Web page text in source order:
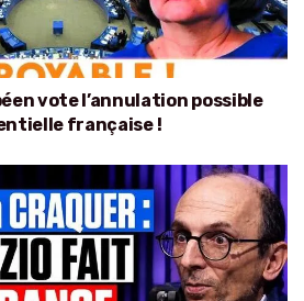
vote l’annulation possible
française !